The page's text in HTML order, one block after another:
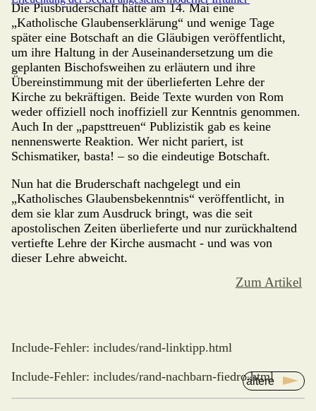
Die Piusbruderschaft hatte am 14. Mai eine
„Katholische Glaubenserklärung“ und wenige Tage
später eine Botschaft an die Gläubigen veröffentlicht,
um ihre Haltung in der Ausei­nan­dersetzung um die
geplanten Bischofs­weihen zu erläutern und ihre
Überein­stim­mung mit der überlieferten Lehre der
Kirche zu bekräftigen. Beide Texte wurden von Rom
weder offiziell noch inoffiziell zur Kenntnis genom­men.
Auch In der „papsttreuen“ Publizistik gab es keine
nennenswerte Reaktion. Wer nicht pariert, ist
Schismatiker, basta! – so die eindeutige Botschaft.
Nun hat die Bruderschaft nachgelegt und ein
„Katholisches Glaubens­bekenntnis“ veröffentlicht, in
dem sie klar zum Ausdruck bringt, was die seit
apostolischen Zeiten überlieferte und nur zurückhaltend
vertiefte Lehre der Kirche ausmacht - und was von
dieser Lehre abweicht.
Zum Artikel
Include-Fehler: includes/rand-linktipp.html
Include-Fehler: includes/rand-nachbarn-fiedro.html
ältere